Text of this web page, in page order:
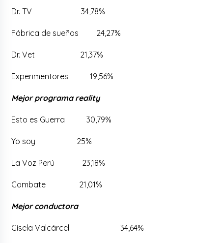
Dr. TV 34,78%
Fábrica de sueños 24,27%
Dr. Vet 21,37%
Experimentores 19,56%
Mejor programa reality
Esto es Guerra 30,79%
Yo soy 25%
La Voz Perú 23,18%
Combate 21,01%
Mejor conductora
Gisela Valcárcel 34,64%